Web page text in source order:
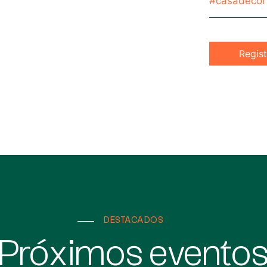
DESTACADOS
Próximos eventos